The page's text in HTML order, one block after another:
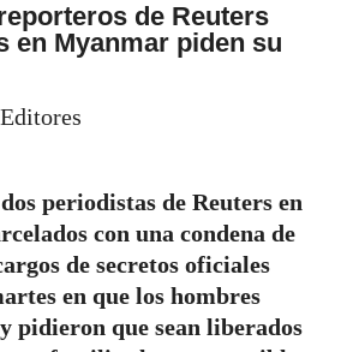
de Reuters
en Myanmar piden su
Editores
periodistas de Reuters en
con una condena de
de secretos oficiales
en que los hombres
pidieron que sean liberados